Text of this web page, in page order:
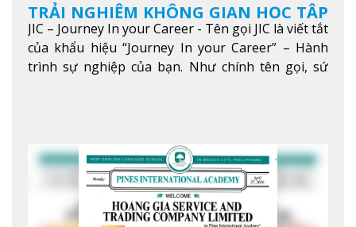
TRẢI NGHIỆM KHÔNG GIAN HỌC TẬP
5 SAO TẠI BAGUIO
JIC – Journey In your Career - Tên gọi JIC là viết tắt
của khẩu hiệu “Journey In your Career” – Hành
trình sự nghiệp của bạn. Như chính tên gọi, sứ